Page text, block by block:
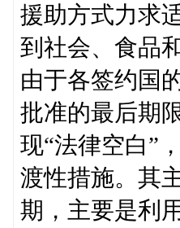
援助方式力求
到社会、食品
由于各签约国
批准的最后期
现“法律空白”
渡性措施。其
期，主要是利